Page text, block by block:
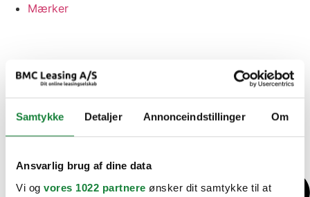
Samtykke Detaljer Annonceindstillinger Om
Ansvarlig brug af dine data
Vi og vores 1022 partnere ønsker dit samtykke til at
Mærker